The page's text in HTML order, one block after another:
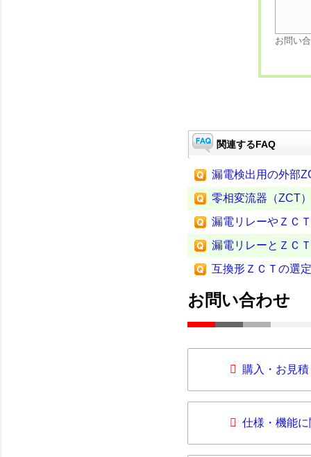
お問い
関連するFAQ
漏電検出用の外部
零相変流器（ZCT
漏電リレーやＺＣ
漏電リレーとＺＣ
互換形ＺＣＴの選定
お問い合わせ
購入・お見
仕様・機能